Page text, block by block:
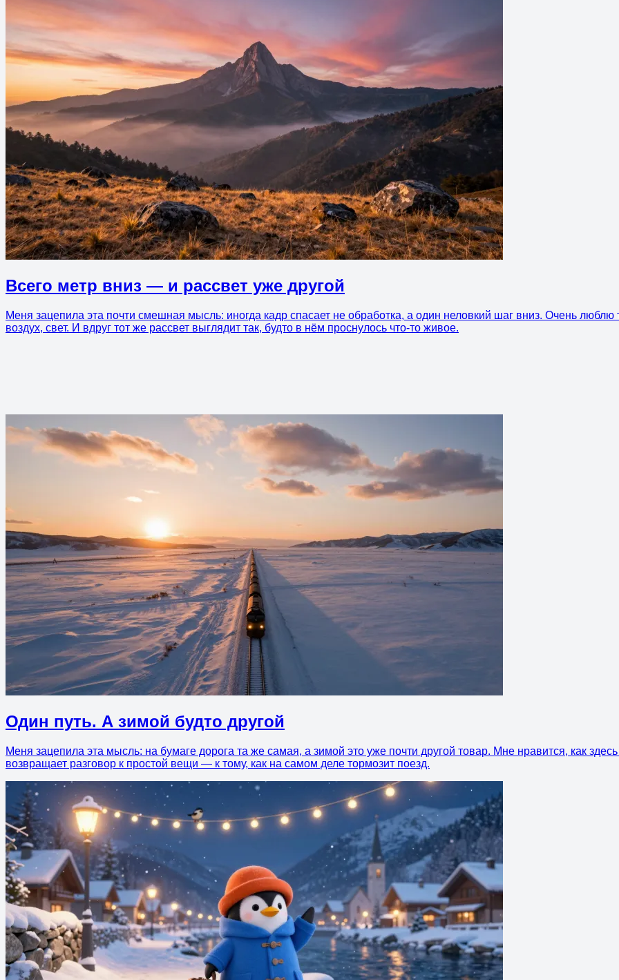
Всего метр вниз — и рассвет уже другой
Меня зацепила эта почти смешная мысль: иногда кадр спасает не обработка, а один неловкий шаг вниз. Очень люблю
воздух, свет. И вдруг тот же рассвет выглядит так, будто в нём проснулось что-то живое.
Один путь. А зимой будто другой
Меня зацепила эта мысль: на бумаге дорога та же самая, а зимой это уже почти другой товар. Мне нравится, как
возвращает разговор к простой вещи — к тому, как на самом деле тормозит поезд.